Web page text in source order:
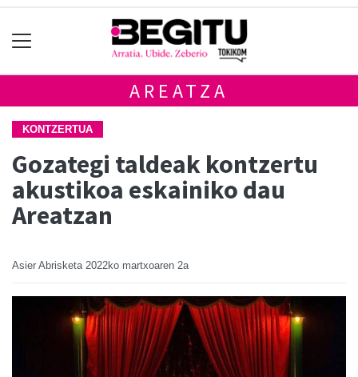
AREATZA
KONTZERTUA
Gozategi taldeak kontzertu
akustikoa eskainiko dau
Areatzan
Asier Abrisketa 2022ko martxoaren 2a